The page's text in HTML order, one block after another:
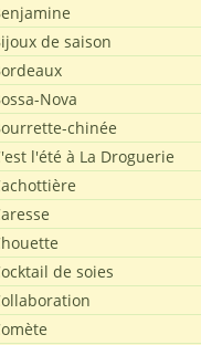
de saison
Nova
chinée
l'été à La Droguerie
de soies